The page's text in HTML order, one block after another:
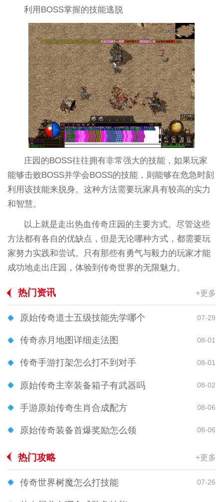
利用BOSS掌握的技能逃脱
庄园的BOSS往往拥有非常强大的技能，如果玩家
能够击败BOSS并学会BOSS的技能，则能够在危急时刻
利用该技能来脱身。这种方法需要玩家具有较高的实力
和智慧。
以上就是走出热血传奇庄园的主要方式。尽管这些
方法都有各自的优缺点，但是无论哪种方式，都需要玩
家努力实践和尝试。只有那些有勇气与毅力的玩家才能
成功地走出庄园，体验到传奇世界的无限魅力。
热门资讯 +更多
原始传奇道士五级技能先学哪个 07-29
传奇赤月地图详细走法图 08-01
传奇手游打架怎么打不到对手 08-01
原始传奇主宰装备箱子有武器吗 08-02
手游原始传奇生肖合成配方 08-06
原始传奇装备首爆奖励怎么领 08-06
热门攻略 +更多
传奇世界树魔怎么打技能 07-26